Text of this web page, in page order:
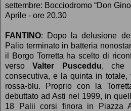
settembre: Bocciodromo “Don
Aprile - ore 20.30
FANTINO: Dopo la delusione
Palio terminato in batteria
il Borgo Torretta ha scelto di
versoValter Pusceddu, che
consecutiva, e la quinta in
rossa-blu. Proprio con la
debuttato ad Asti nel 1999, in
18 Palii corsi finora in Piazza